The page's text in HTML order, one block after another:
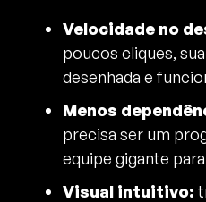
Velocidade no
poucos cliques,
desenhada e
Menos
precisa ser um
equipe gigante
Visual intuitivo: